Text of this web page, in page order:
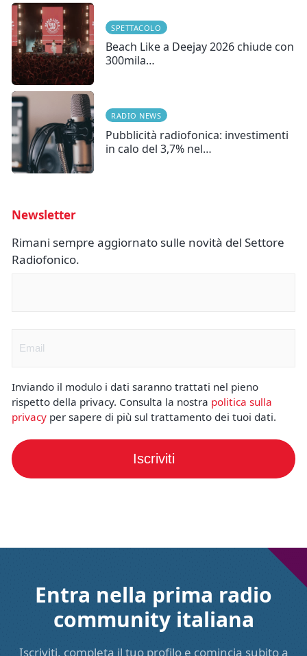
SPETTACOLO
Beach Like a Deejay 2026 chiude con
300mila…
RADIO NEWS
Pubblicità radiofonica: investimenti
in calo del 3,7% nel…
Newsletter
Rimani sempre aggiornato sulle novità del Settore
Radiofonico.
Inviando il modulo i dati saranno trattati nel pieno
rispetto della privacy. Consulta la nostra politica sulla
privacy per sapere di più sul trattamento dei tuoi dati.
Iscriviti
Entra nella prima radio
community italiana
Iscriviti, completa il tuo profilo e comincia subito a